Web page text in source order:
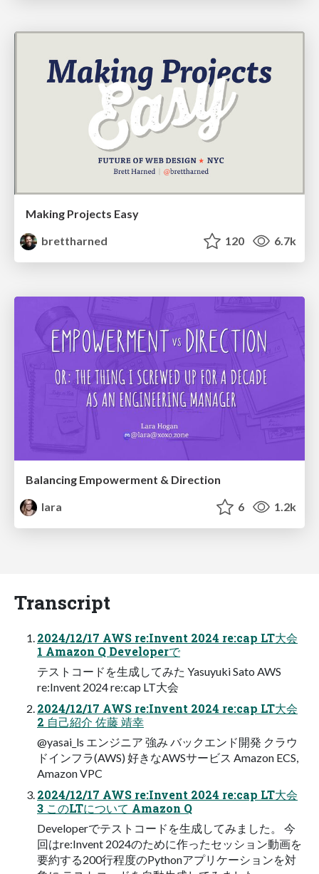
Making Projects Easy
brettharned
120 6.7k
Balancing Empowerment & Direction
lara
6 1.2k
Transcript
2024/12/17 AWS re:Invent 2024 re:cap LT大会
1 Amazon Q Developerで
テストコードを生成してみた Yasuyuki Sato AWS
re:Invent 2024 re:cap LT大会
2024/12/17 AWS re:Invent 2024 re:cap LT大会
2 自己紹介 佐藤 靖幸
@yasai_ls エンジニア 強み バックエンド開発 クラウ
ドインフラ(AWS) 好きなAWSサービス Amazon ECS,
Amazon VPC
2024/12/17 AWS re:Invent 2024 re:cap LT大会
3 このLTについて Amazon Q
Developerでテストコードを生成してみました。 今
回はre:Invent 2024のために作ったセッション動画を
要約する200行程度のPythonアプリケーションを対